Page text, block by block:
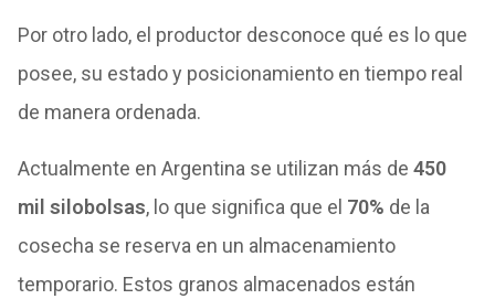
Por otro lado, el productor desconoce qué es lo que
posee, su estado y posicionamiento en tiempo real
de manera ordenada.
Actualmente en Argentina se utilizan más de 450
mil silobolsas, lo que significa que el 70% de la
cosecha se reserva en un almacenamiento
temporario. Estos granos almacenados están